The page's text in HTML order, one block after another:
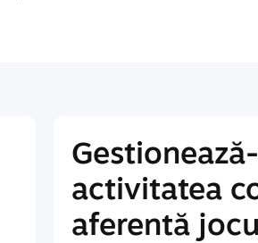
activitatea
aferentă